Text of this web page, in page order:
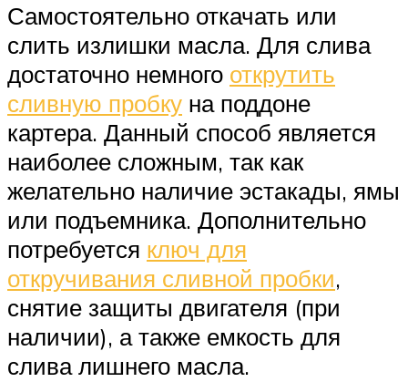
Самостоятельно откачать или
слить излишки масла. Для слива
достаточно немного открутить
сливную пробку на поддоне
картера. Данный способ является
наиболее сложным, так как
желательно наличие эстакады, ямы
или подъемника. Дополнительно
потребуется ключ для
откручивания сливной пробки,
снятие защиты двигателя (при
наличии), а также емкость для
слива лишнего масла.